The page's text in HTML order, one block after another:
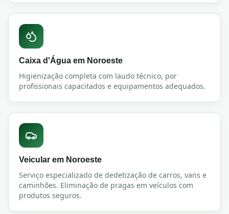
Caixa d'Água em Noroeste
Higienização completa com laudo técnico, por
profissionais capacitados e equipamentos adequados.
Veicular em Noroeste
Serviço especializado de dedetização de carros, vans e
caminhões. Eliminação de pragas em veículos com
produtos seguros.